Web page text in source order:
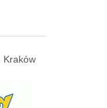
Kraków